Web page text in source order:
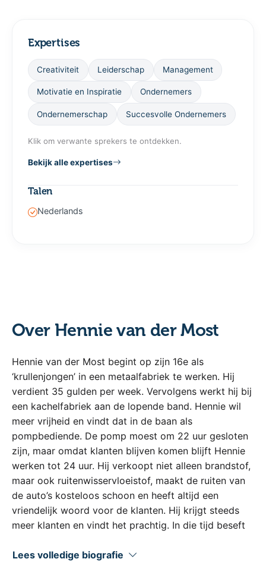
Expertises
Creativiteit Leiderschap Management
Motivatie en Inspiratie Ondernemers
Ondernemerschap Succesvolle Ondernemers
Klik om verwante sprekers te ontdekken.
Bekijk alle expertises
Talen
Nederlands
Over Hennie van der Most
Hennie van der Most begint op zijn 16e als
‘krullenjongen’ in een metaalfabriek te werken. Hij
verdient 35 gulden per week. Vervolgens werkt hij bij
een kachelfabriek aan de lopende band. Hennie wil
meer vrijheid en vindt dat in de baan als
pompbediende. De pomp moest om 22 uur gesloten
zijn, maar omdat klanten blijven komen blijft Hennie
werken tot 24 uur. Hij verkoopt niet alleen brandstof,
maar ook ruitenwisservloeistof, maakt de ruiten van
de auto’s kosteloos schoon en heeft altijd een
vriendelijk woord voor de klanten. Hij krijgt steeds
meer klanten en vindt het prachtig. In die tijd beseft
Lees volledige biografie